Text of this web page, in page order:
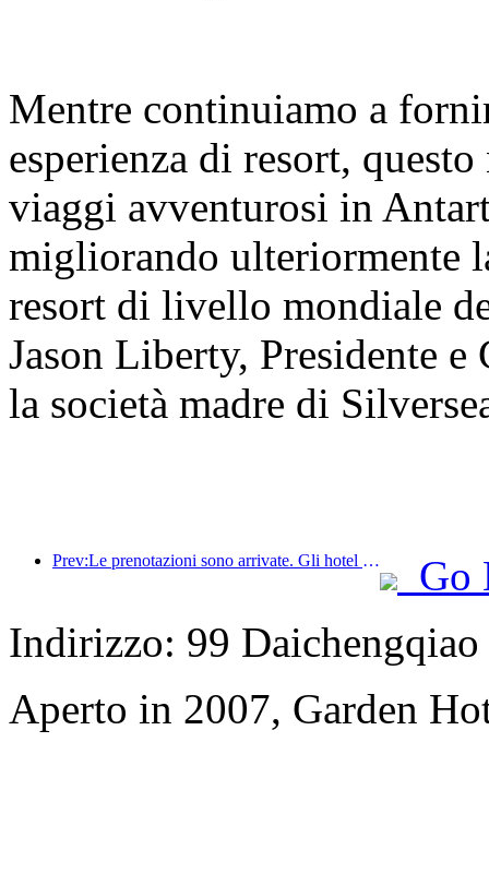
Mentre continuiamo a
esperienza di resort,
viaggi avventurosi in
migliorando ulteriormente
resort di livello mondiale
Jason Liberty, Presidente
la società madre di
Prev:Le prenotazioni sono arrivate. Gli hotel e i commercianti di B&B sono ugualmente popolari tra le prenotazioni. I tassi medi di prenotazione per la Giornata Nazionale sono rispettivamente del 24,97% e del 24,49%.
Go
Indirizzo: 99
Aperto in 2007, Garden